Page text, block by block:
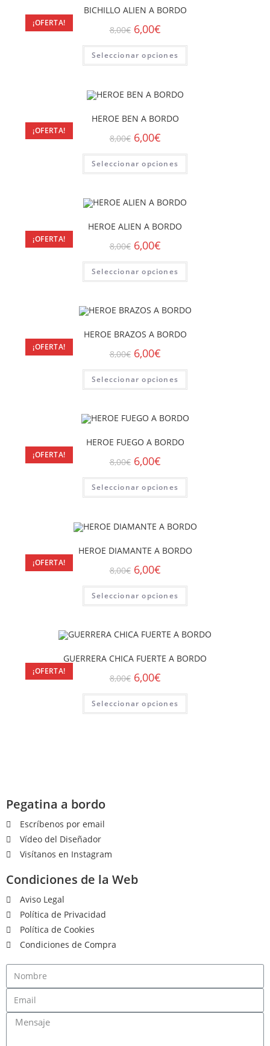
¡OFERTA!
BICHILLO ALIEN A BORDO
8,00€ 6,00€
Seleccionar opciones
¡OFERTA!
HEROE BEN A BORDO
8,00€ 6,00€
Seleccionar opciones
¡OFERTA!
HEROE ALIEN A BORDO
8,00€ 6,00€
Seleccionar opciones
¡OFERTA!
HEROE BRAZOS A BORDO
8,00€ 6,00€
Seleccionar opciones
¡OFERTA!
HEROE FUEGO A BORDO
8,00€ 6,00€
Seleccionar opciones
¡OFERTA!
HEROE DIAMANTE A BORDO
8,00€ 6,00€
Seleccionar opciones
¡OFERTA!
GUERRERA CHICA FUERTE A BORDO
8,00€ 6,00€
Seleccionar opciones
Pegatina a bordo
Escríbenos por email
Vídeo del Diseñador
Visítanos en Instagram
Condiciones de la Web
Aviso Legal
Política de Privacidad
Política de Cookies
Condiciones de Compra